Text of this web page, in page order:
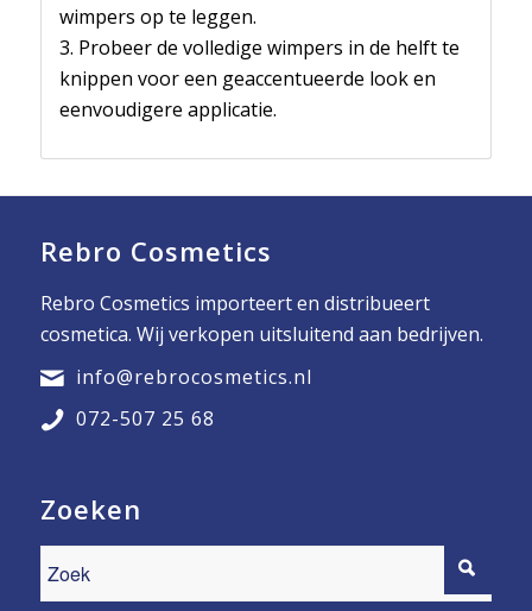
wimpers op te leggen.
3. Probeer de volledige wimpers in de helft te
knippen voor een geaccentueerde look en
eenvoudigere applicatie.
Rebro Cosmetics
Rebro Cosmetics importeert en distribueert
cosmetica. Wij verkopen uitsluitend aan bedrijven.
info@rebrocosmetics.nl
072-507 25 68
Zoeken